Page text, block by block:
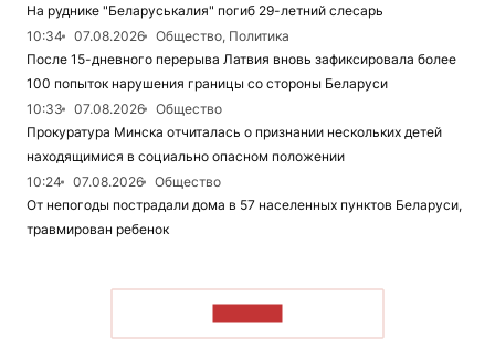
На руднике "Беларуськалия" погиб 29-летний слесарь
10:34
07.08.2026
Общество, Политика
После 15-дневного перерыва Латвия вновь зафиксировала более
100 попыток нарушения границы со стороны Беларуси
10:33
07.08.2026
Общество
Прокуратура Минска отчиталась о признании нескольких детей
находящимися в социально опасном положении
10:24
07.08.2026
Общество
От непогоды пострадали дома в 57 населенных пунктов Беларуси,
травмирован ребенок